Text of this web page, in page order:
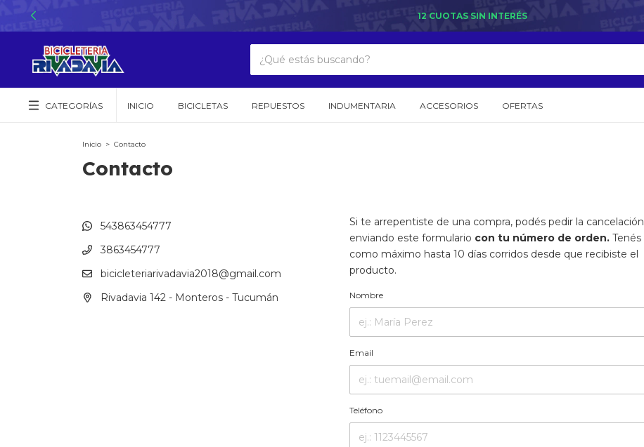
12 CUOTAS SIN INTERÉS
CATEGORÍAS INICIO BICICLETAS REPUESTOS INDUMENTARIA ACCESORIOS OFERTAS
Inicio > Contacto
Contacto
543863454777
3863454777
bicicleteriarivadavia2018@gmail.com
Rivadavia 142 - Monteros - Tucumán
Si te arrepentiste de una compra, podés pedir la cancelación
enviando este formulario con tu número de orden. Tenés
como máximo hasta 10 días corridos desde que recibiste el
producto.
Nombre
Email
Teléfono